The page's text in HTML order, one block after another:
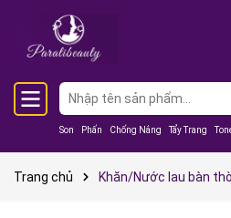
Son Phấn Chống Nắng Tẩy Trang
Trang chủ Khăn/Nước lau bàn